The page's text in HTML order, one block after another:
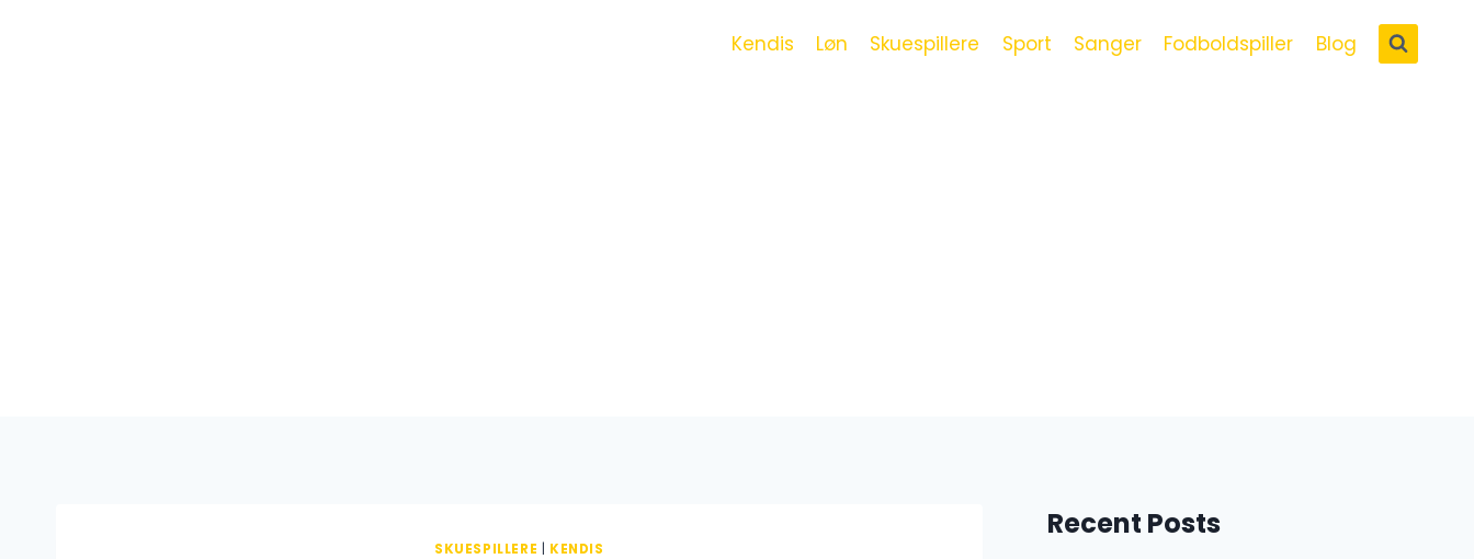
Kendis Løn Skuespillere Sport Sanger Fodboldspiller Blog
SKUESPILLERE KENDIS
Recent Posts